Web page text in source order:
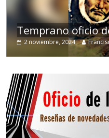
Temprano oficio
2 noviembre, 2024